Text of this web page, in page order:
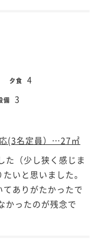
夕食 4
備 3
(3名定員）…27㎡
た（少し狭く感じま
いと思いました。
ありがたかったで
かったのが残念で